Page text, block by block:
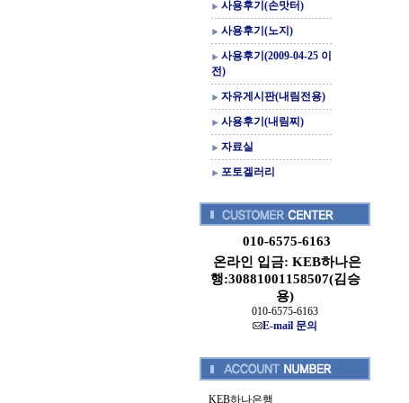
사용후기(손맛터)
사용후기(노지)
사용후기(2009-04-25 이
전)
자유게시판(내림전용)
사용후기(내림찌)
자료실
포토겔러리
010-6575-6163
온라인 입금: KEB하나은
행:30881001158507(김승
용)
010-6575-6163
E-mail 문의
KEB하나은행